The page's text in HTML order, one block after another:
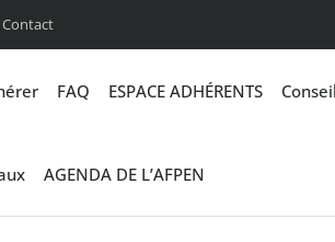
Contact
FAQ ESPACE ADHÉRENTS
AGENDA DE L’AFPEN